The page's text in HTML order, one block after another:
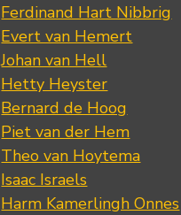
Ferdinand Hart Nibbrig
Evert van Hemert
Johan van Hell
Hetty Heyster
Bernard de Hoog
Piet van der Hem
Theo van Hoytema
Isaac Israels
Harm Kamerlingh Onnes